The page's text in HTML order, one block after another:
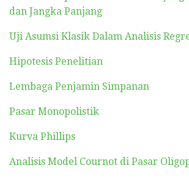
dan Jangka Panjang
Uji Asumsi Klasik Dalam Analisis
Hipotesis Penelitian
Lembaga Penjamin Simpanan
Pasar Monopolistik
Kurva Phillips
Analisis Model Cournot di Pasar